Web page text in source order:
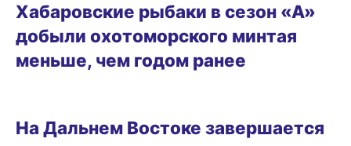
Хабаровские рыбаки в сезон «А»
добыли охотоморского минтая
меньше, чем годом ранее
На Дальнем Востоке завершается